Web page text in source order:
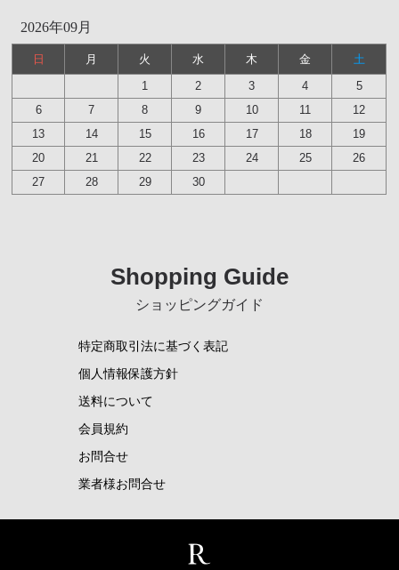
2026年09月
日 月 火 水 木 金
土
1
2 3 4
5
6
7 8 9 10 11
12
13
14 15 16 17 18
19
20
21 22 23 24 25
26
27
28 29 30
Shopping Guide
ショッピングガイド
特定商取引法に基づく表記
個人情報保護方針
送料について
会員規約
お問合せ
業者様お問合せ